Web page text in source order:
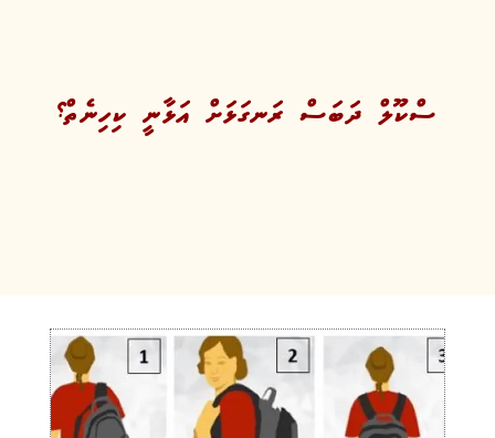
ސްކޫލް ދަބަސް ރަނގަޅަށް އަޅާނީ ކިހިނެތް؟